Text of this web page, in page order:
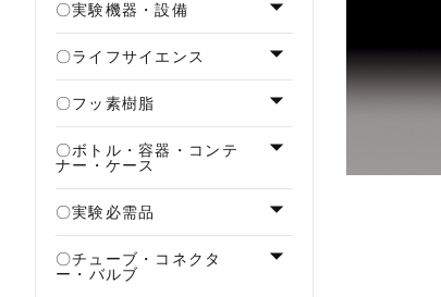
実験機器・設備
ライフサイエンス
フッ素樹脂
ボトル・容器・コンテ
ナー・ケース
実験必需品
チューブ・コネクタ
ー・バルブ